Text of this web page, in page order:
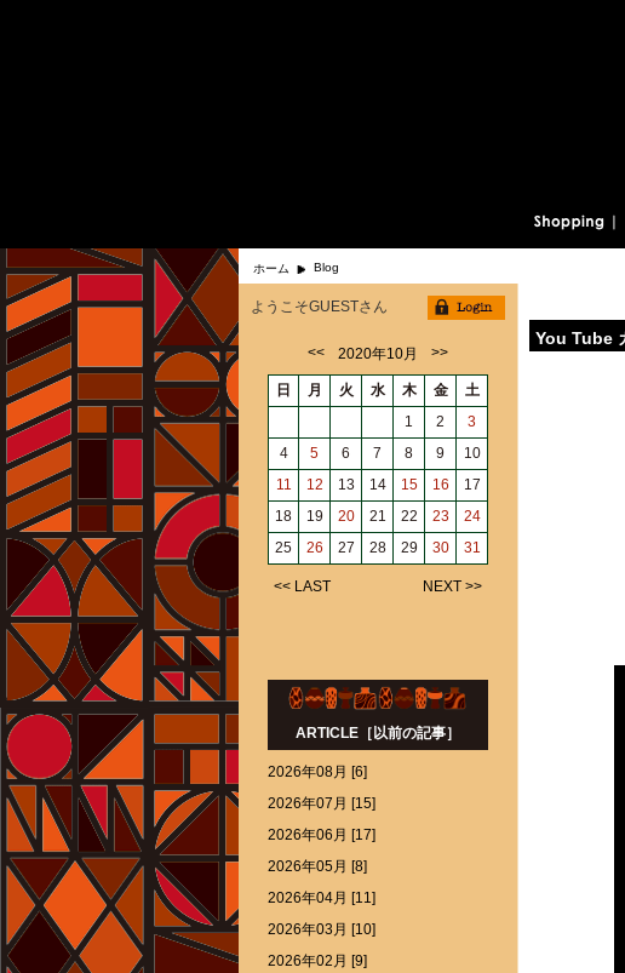
ホーム Blog
You Tube
ようこそGUESTさん
<< 2020年10月 >>
日 月 火 水 木 金
土
1
2
3
4
5 6 7 8 9
10
11
12 13 14 15 16
17
18
19 20 21 22 23
24
25
26 27 28 29 30 31
<< LAST NEXT >>
ARTICLE［以前の記事］
2026年08月 [6]
2026年07月 [15]
2026年06月 [17]
2026年05月 [8]
2026年04月 [11]
2026年03月 [10]
2026年02月 [9]